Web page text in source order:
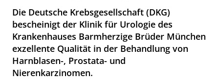
Die Deutsche Krebsgesellschaft (DKG)
bescheinigt der Klinik für Urologie des
Krankenhauses Barmherzige Brüder München
exzellente Qualität in der Behandlung von
Harnblasen-, Prostata- und
Nierenkarzinomen.